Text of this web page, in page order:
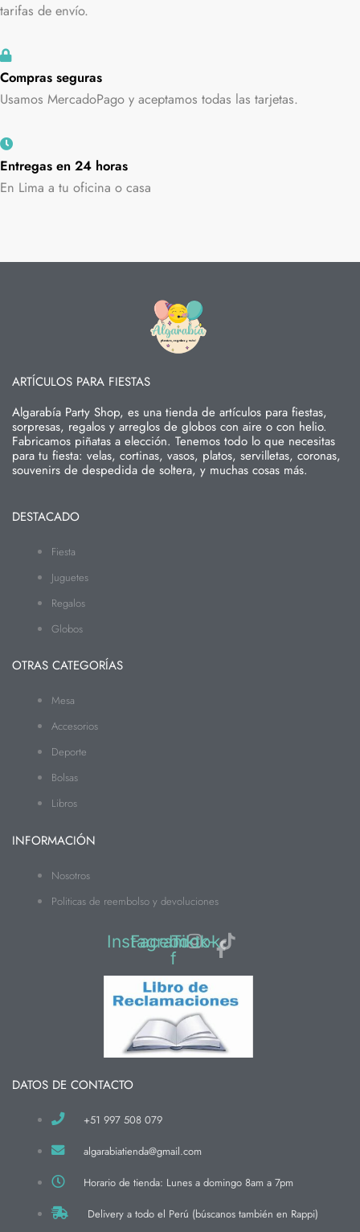
tarifas de envío.
Compras seguras
Usamos MercadoPago y aceptamos todas las tarjetas.
Entregas en 24 horas
En Lima a tu oficina o casa
ARTÍCULOS PARA FIESTAS
Algarabía Party Shop, es una tienda de artículos para fiestas,
sorpresas, regalos y arreglos de globos con aire o con helio.
Fabricamos piñatas a elección. Tenemos todo lo que necesitas
para tu fiesta: velas, cortinas, vasos, platos, servilletas, coronas,
souvenirs de despedida de soltera, y muchas cosas más.
DESTACADO
Fiesta
Juguetes
Regalos
Globos
OTRAS CATEGORÍAS
Mesa
Accesorios
Deporte
Bolsas
Libros
INFORMACIÓN
Nosotros
Politicas de reembolso y devoluciones
Instagram
Facebook-
f
Tiktok
DATOS DE CONTACTO
+51 997 508 079
algarabiatienda@gmail.com
Horario de tienda: Lunes a domingo 8am a 7pm
Delivery a todo el Perú (búscanos también en Rappi)